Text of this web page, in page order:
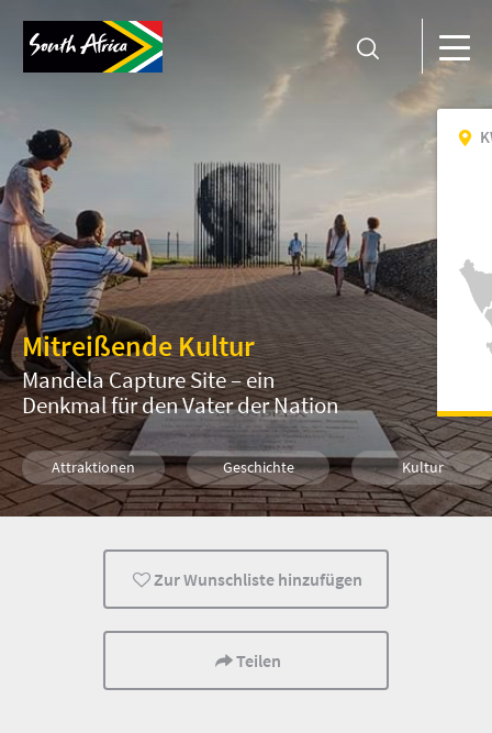
Mitreißende Kultur
Mandela Capture Site – ein
Denkmal für den Vater der Nation
Attraktionen Geschichte Kultur
Familienreisen Kunst Reisen mit Kindern
Zur Wunschliste hinzufügen
Teilen